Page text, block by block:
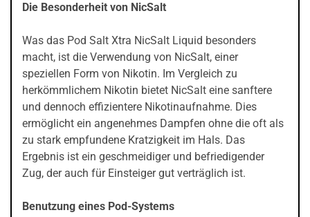
Die Besonderheit von NicSalt
Was das Pod Salt Xtra NicSalt Liquid besonders
macht, ist die Verwendung von NicSalt, einer
speziellen Form von Nikotin. Im Vergleich zu
herkömmlichem Nikotin bietet NicSalt eine sanftere
und dennoch effizientere Nikotinaufnahme. Dies
ermöglicht ein angenehmes Dampfen ohne die oft als
zu stark empfundene Kratzigkeit im Hals. Das
Ergebnis ist ein geschmeidiger und befriedigender
Zug, der auch für Einsteiger gut verträglich ist.
Benutzung eines Pod-Systems